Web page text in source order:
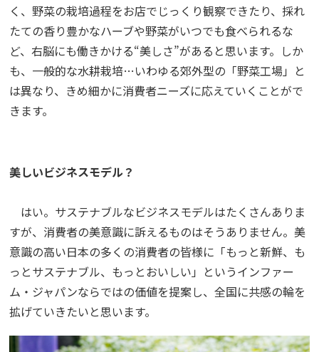
く、野菜の栽培過程をお店でじっくり観察できたり、採れ
たての香り豊かなハーブや野菜がいつでも食べられるな
ど、右脳にも働きかける“美しさ”があると思います。しか
も、一般的な水耕栽培…いわゆる郊外型の「野菜工場」と
は異なり、きめ細かに消費者ニーズに応えていくことがで
きます。
美しいビジネスモデル？
はい。サステナブルなビジネスモデルはたくさんありま
すが、消費者の美意識に訴えるものはそうありません。美
意識の高い日本の多くの消費者の皆様に「もっと新鮮、も
っとサステナブル、もっとおいしい」というインファー
ム・ジャパンならではの価値を提案し、全国に共感の輪を
拡げていきたいと思います。